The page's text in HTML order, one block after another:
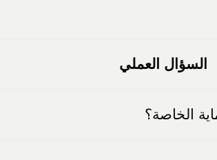
السؤال العملي
الخاصة؟